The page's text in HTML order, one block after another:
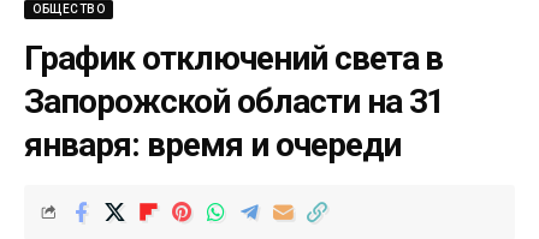
ОБЩЕСТВО
График отключений света в
Запорожской области на 31
января: время и очереди